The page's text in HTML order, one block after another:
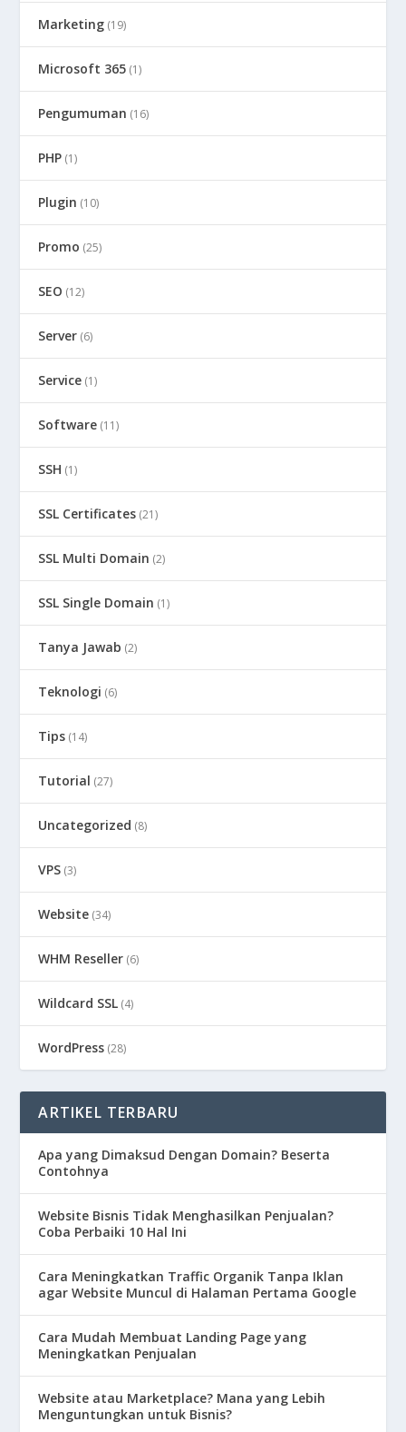
Marketing (19)
Microsoft 365 (1)
Pengumuman (16)
PHP (1)
Plugin (10)
Promo (25)
SEO (12)
Server (6)
Service (1)
Software (11)
SSH (1)
SSL Certificates (21)
SSL Multi Domain (2)
SSL Single Domain (1)
Tanya Jawab (2)
Teknologi (6)
Tips (14)
Tutorial (27)
Uncategorized (8)
VPS (3)
Website (34)
WHM Reseller (6)
Wildcard SSL (4)
WordPress (28)
ARTIKEL TERBARU
Apa yang Dimaksud Dengan Domain? Beserta
Contohnya
Website Bisnis Tidak Menghasilkan Penjualan?
Coba Perbaiki 10 Hal Ini
Cara Meningkatkan Traffic Organik Tanpa Iklan
agar Website Muncul di Halaman Pertama Google
Cara Mudah Membuat Landing Page yang
Meningkatkan Penjualan
Website atau Marketplace? Mana yang Lebih
Menguntungkan untuk Bisnis?